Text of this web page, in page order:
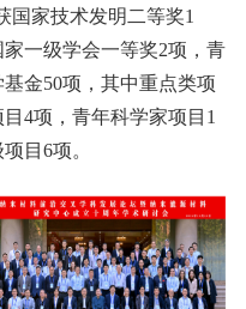
国家技术发明二等奖1
一级学会一等奖2项，青
金50项，其中重点类项
4项，青年科学家项目1
目6项。